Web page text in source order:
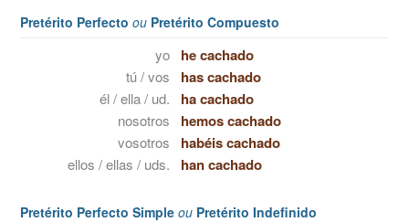
Pretérito Perfecto ou Pretérito Compuesto
yo he cachado
tú / vos has cachado
él / ella / ud. ha cachado
nosotros hemos cachado
vosotros habéis cachado
ellos / ellas / uds. han cachado
Pretérito Perfecto Simple ou Pretérito Indefinido